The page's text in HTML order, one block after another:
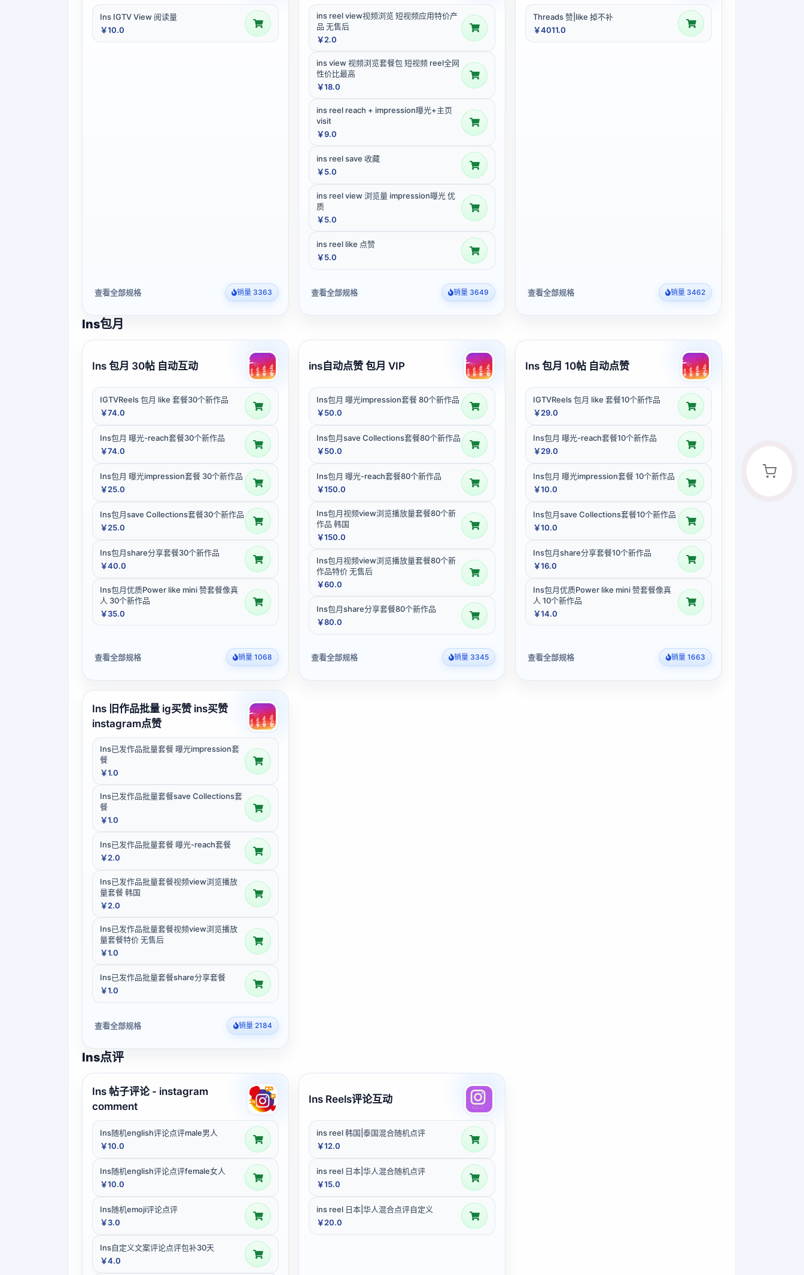
Ins IGTV View 阅读量
￥10.0
查看全部规格 销量 3363
ins reel view视频浏览 短视频应用特价产
品 无售后
￥2.0
ins view 视频浏览套餐包 短视频 reel全网
性价比最高
￥18.0
ins reel reach + impression曝光+主页
visit
￥9.0
ins reel save 收藏
￥5.0
ins reel view 浏览量 impression曝光 优
质
￥5.0
ins reel like 点赞
￥5.0
查看全部规格 销量 3649
Threads 赞|like 掉不补
￥4011.0
查看全部规格 销量 3462
Ins包月
Ins 包月 30帖 自动互动
IGTVReels 包月 like 套餐30个新作品
￥74.0
Ins包月 曝光-reach套餐30个新作品
￥74.0
Ins包月 曝光impression套餐 30个新作品
￥25.0
Ins包月save Collections套餐30个新作品
￥25.0
Ins包月share分享套餐30个新作品
￥40.0
Ins包月优质Power like mini 赞套餐像真
人 30个新作品
￥35.0
查看全部规格 销量 1068
ins自动点赞 包月 VIP
Ins包月 曝光impression套餐 80个新作品
￥50.0
Ins包月save Collections套餐80个新作品
￥50.0
Ins包月 曝光-reach套餐80个新作品
￥150.0
Ins包月视频view浏览播放量套餐80个新
作品 韩国
￥150.0
Ins包月视频view浏览播放量套餐80个新
作品特价 无售后
￥60.0
Ins包月share分享套餐80个新作品
￥80.0
查看全部规格 销量 3345
Ins 包月 10帖 自动点赞
IGTVReels 包月 like 套餐10个新作品
￥29.0
Ins包月 曝光-reach套餐10个新作品
￥29.0
Ins包月 曝光impression套餐 10个新作品
￥10.0
Ins包月save Collections套餐10个新作品
￥10.0
Ins包月share分享套餐10个新作品
￥16.0
Ins包月优质Power like mini 赞套餐像真
人 10个新作品
￥14.0
查看全部规格 销量 1663
Ins 旧作品批量 ig买赞 ins买赞
instagram点赞
Ins已发作品批量套餐 曝光impression套
餐
￥1.0
Ins已发作品批量套餐save Collections套
餐
￥1.0
Ins已发作品批量套餐 曝光-reach套餐
￥2.0
Ins已发作品批量套餐视频view浏览播放
量套餐 韩国
￥2.0
Ins已发作品批量套餐视频view浏览播放
量套餐特价 无售后
￥1.0
Ins已发作品批量套餐share分享套餐
￥1.0
查看全部规格 销量 2184
Ins点评
Ins 帖子评论 - instagram
comment
Ins随机english评论点评male男人
￥10.0
Ins随机english评论点评female女人
￥10.0
Ins随机emoji评论点评
￥3.0
Ins自定义文案评论点评包补30天
￥4.0
Ins Reels评论互动
ins reel 韩国|泰国混合随机点评
￥12.0
ins reel 日本|华人混合随机点评
￥15.0
ins reel 日本|华人混合点评自定义
￥20.0